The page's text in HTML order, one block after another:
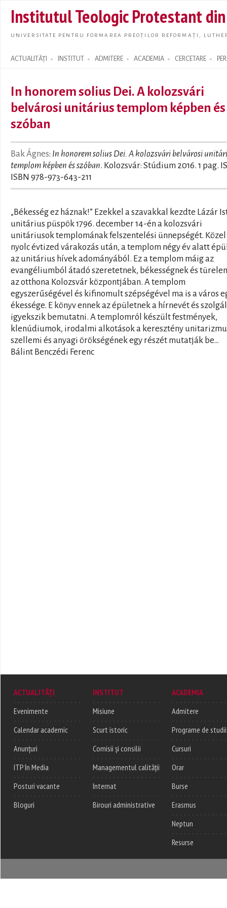
main
Institutul Teologic Protestant
UNIVERSITATE PENTRU FORMAREA PREOȚILOR REFORMAȚI,
ACTUALITĂȚI INSTITUT ADMITERE ACADEMIA CERCETARE
Search form
In honorem solius Dei. A kolozsvári
belvárosi unitárius templom képben és
szóban
Bak Ágnes: In honorem solius Dei. A kolozsvári belvárosi
templom képben és szóban. Kolozsvár: Stúdium 2016. 1 pag.
ISBN 978-973-643-211
„Békesség ez háznak!” Ezekkel a szavakkal kezdte Lázár
unitárius püspök 1796. december 14-én a kolozsvári
unitáriusok templomának felszentelési ünnepségét. Közel
nyolc évtized várakozás után, a templom négy év alatt
az unitárius hívek adományából. Ez a templom máig az
evangéliumból átadó szeretetnek, békességnek és
az otthona Kolozsvár központjában. A templom
egyszerűségével és kifinomult szépségével ma is a város
ékessége. E könyv ennek az épületnek a hírnevét és
igyekszik bemutatni. A templomról készült festmények,
klenúdiumok, irodalmi alkotások a keresztény
szellemi és anyagi örökségének egy részét mutatják be…
Bálint Benczédi Ferenc
ACTUALITĂȚI
Evenimente
Calendar academic
Anunțuri
ITP în Media
Posturi vacante
Bloguri
INSTITUT
Misiune
Scurt istoric
Comisii și consilii
Managementul calității
Internat
Birouri administrative
ACADEMIA
Admitere
Programe de studii
Cursuri
Orar
Burse
Erasmus
Neptun
Resurse